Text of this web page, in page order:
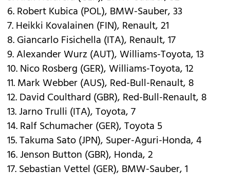
6. Robert Kubica (POL), BMW-Sauber, 33
7. Heikki Kovalainen (FIN), Renault, 21
8. Giancarlo Fisichella (ITA), Renault, 17
9. Alexander Wurz (AUT), Williams-Toyota, 13
10. Nico Rosberg (GER), Williams-Toyota, 12
11. Mark Webber (AUS), Red-Bull-Renault, 8
12. David Coulthard (GBR), Red-Bull-Renault, 8
13. Jarno Trulli (ITA), Toyota, 7
14. Ralf Schumacher (GER), Toyota 5
15. Takuma Sato (JPN), Super-Aguri-Honda, 4
16. Jenson Button (GBR), Honda, 2
17. Sebastian Vettel (GER), BMW-Sauber, 1